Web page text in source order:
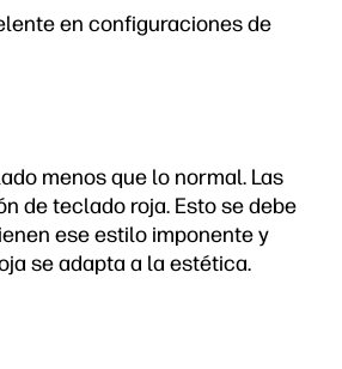
en configuraciones de
menos que lo normal. Las
de teclado roja. Esto se debe
ese estilo imponente y
se adapta a la estética.